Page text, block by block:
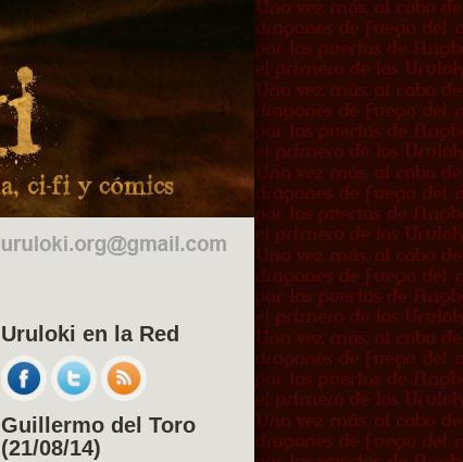
Uruloki en la Red
Guillermo del Toro
(21/08/14)